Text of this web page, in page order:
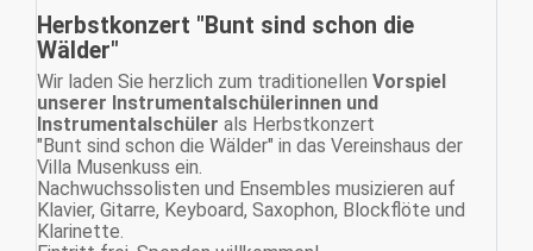
Herbstkonzert "Bunt sind schon die
Wälder"
Wir laden Sie herzlich zum traditionellen Vorspiel
unserer Instrumentalschülerinnen und
Instrumentalschüler als Herbstkonzert
"Bunt sind schon die Wälder" in das Vereinshaus der
Villa Musenkuss ein.
Nachwuchssolisten und Ensembles musizieren auf
Klavier, Gitarre, Keyboard, Saxophon, Blockflöte und
Klarinette.